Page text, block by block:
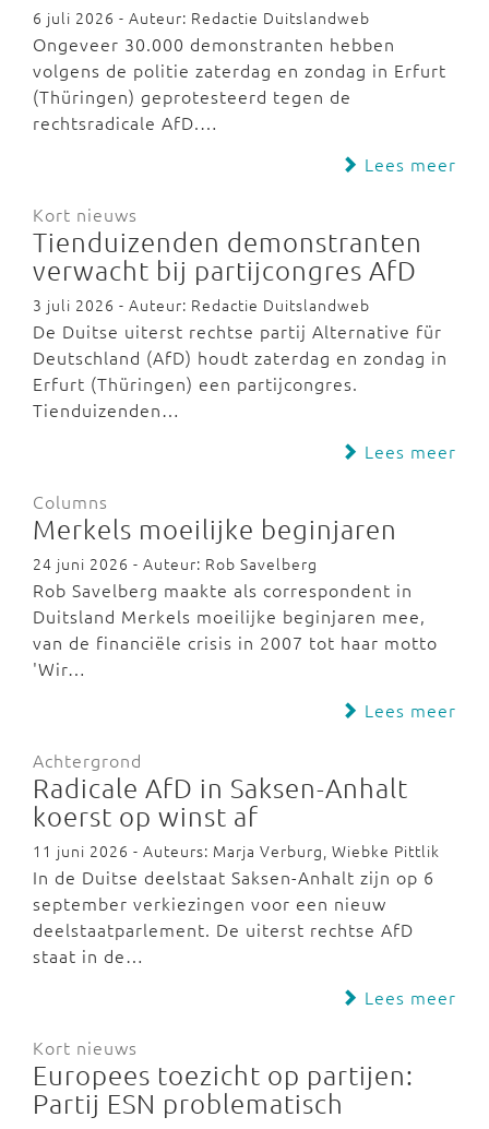
6 juli 2026 - Auteur: Redactie Duitslandweb
Ongeveer 30.000 demonstranten hebben
volgens de politie zaterdag en zondag in Erfurt
(Thüringen) geprotesteerd tegen de
rechtsradicale AfD.…
Lees meer
Kort nieuws
Tienduizenden demonstranten
verwacht bij partijcongres AfD
3 juli 2026 - Auteur: Redactie Duitslandweb
De Duitse uiterst rechtse partij Alternative für
Deutschland (AfD) houdt zaterdag en zondag in
Erfurt (Thüringen) een partijcongres.
Tienduizenden…
Lees meer
Columns
Merkels moeilijke beginjaren
24 juni 2026 - Auteur: Rob Savelberg
Rob Savelberg maakte als correspondent in
Duitsland Merkels moeilijke beginjaren mee,
van de financiële crisis in 2007 tot haar motto
'Wir…
Lees meer
Achtergrond
Radicale AfD in Saksen-Anhalt
koerst op winst af
11 juni 2026 - Auteurs: Marja Verburg, Wiebke Pittlik
In de Duitse deelstaat Saksen-Anhalt zijn op 6
september verkiezingen voor een nieuw
deelstaatparlement. De uiterst rechtse AfD
staat in de…
Lees meer
Kort nieuws
Europees toezicht op partijen:
Partij ESN problematisch